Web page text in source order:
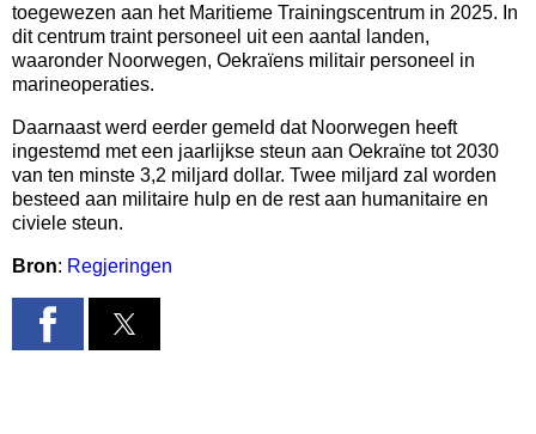
toegewezen aan het Maritieme Trainingscentrum in 2025. In
dit centrum traint personeel uit een aantal landen,
waaronder Noorwegen, Oekraïens militair personeel in
marineoperaties.
Daarnaast werd eerder gemeld dat Noorwegen heeft
ingestemd met een jaarlijkse steun aan Oekraïne tot 2030
van ten minste 3,2 miljard dollar. Twee miljard zal worden
besteed aan militaire hulp en de rest aan humanitaire en
civiele steun.
Bron: Regjeringen